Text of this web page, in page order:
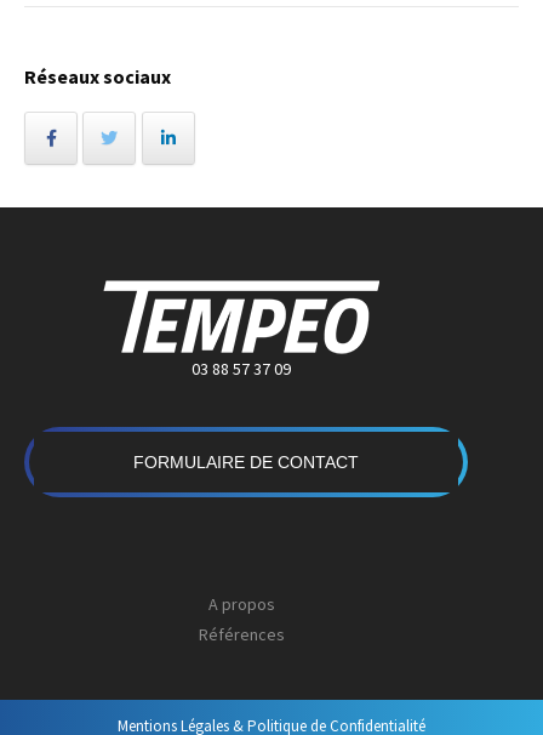
Réseaux sociaux
03 88 57 37 09
FORMULAIRE DE CONTACT
A propos
Références
Mentions Légales & Politique de Confidentialité